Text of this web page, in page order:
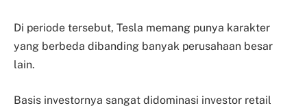
Di periode tersebut, Tesla memang punya karakter
yang berbeda dibanding banyak perusahaan besar
lain.
Basis investornya sangat didominasi investor retail